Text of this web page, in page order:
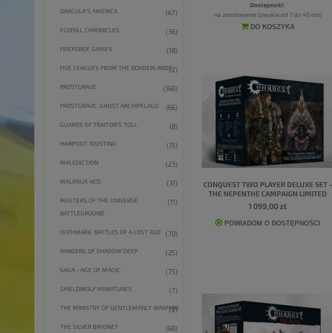
DRACULA'S AMERICA (47)
ELDFALL CHRONICLES (36)
FIREFORGE GAMES (18)
FIVE LEAGUES FROM THE BORDERLANDS(2)
FROSTGRAVE (168)
FROSTGRAVE: GHOST ARCHIPELAGO (66)
GUARDS OF TRAITOR’S TOLL (8)
HAIRFOOT JOUSTING (15)
MALEDICTION (23)
MALIFAUX 4ED. (31)
MASTERS OF THE UNIVERSE
BATTLEGROUND
(11)
OATHMARK: BATTLES OF A LOST AGE (70)
RANGERS OF SHADOW DEEP (25)
SAGA - AGE OF MAGIC (75)
SHIELDWOLF MINIATURES (7)
THE MINISTRY OF GENTLEMANLY WARFARE
(2)
THE SILVER BAYONET (68)
Dostępność:
na zamówienie (zwykle od 7 do 45 dni)
DO KOSZYKA
CONQUEST TWO PLAYER DELUXE SET -
THE NEPENTHE CAMPAIGN LIMITED
1 099,00 zł
POWIADOM O DOSTĘPNOŚCI